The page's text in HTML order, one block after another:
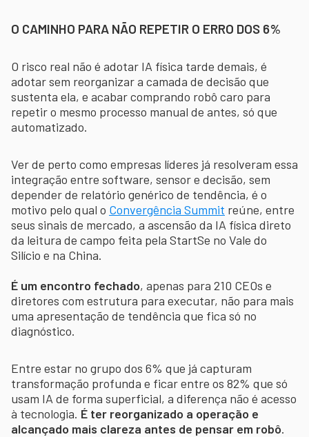
O CAMINHO PARA NÃO REPETIR O ERRO DOS 6%
O risco real não é adotar IA física tarde demais, é
adotar sem reorganizar a camada de decisão que
sustenta ela, e acabar comprando robô caro para
repetir o mesmo processo manual de antes, só que
automatizado.
Ver de perto como empresas líderes já resolveram essa
integração entre software, sensor e decisão, sem
depender de relatório genérico de tendência, é o
motivo pelo qual o Convergência Summit reúne, entre
seus sinais de mercado, a ascensão da IA física direto
da leitura de campo feita pela StartSe no Vale do
Silício e na China.
É um encontro fechado, apenas para 210 CEOs e
diretores com estrutura para executar, não para mais
uma apresentação de tendência que fica só no
diagnóstico.
Entre estar no grupo dos 6% que já capturam
transformação profunda e ficar entre os 82% que só
usam IA de forma superficial, a diferença não é acesso
à tecnologia. É ter reorganizado a operação e
alcançado mais clareza antes de pensar em robô.